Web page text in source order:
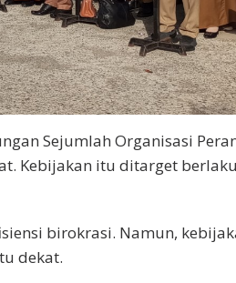
Sejumlah Organisasi
Kebijakan itu ditarget
birokrasi. Namun,
dekat.